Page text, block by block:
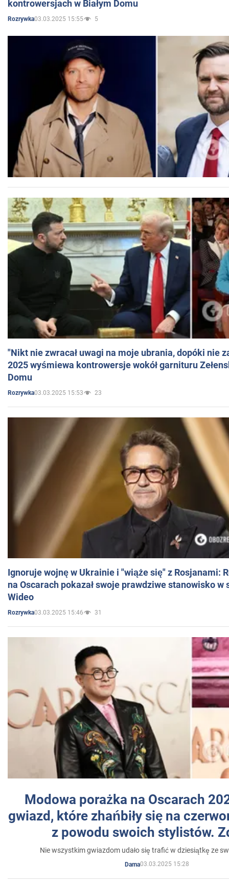
kontrowersjach w Białym Domu
Rozrywka03.03.2025 15:55 5
"Nikt nie zwracał uwagi na moje ubrania, dopóki nie
2025 wyśmiewa kontrowersje wokół garnituru
Domu
Rozrywka03.03.2025 15:53 23
Ignoruje wojnę w Ukrainie i "wiąże się" z Rosjanami:
na Oscarach pokazał swoje prawdziwe stanowisko w
Wideo
Rozrywka03.03.2025 15:46 31
Modowa porażka na Oscarach
gwiazd, które zhańbiły się na
z powodu swoich stylistów.
Nie wszystkim gwiazdom udało się trafić w dziesiątkę ze
Dama03.03.2025 15:28